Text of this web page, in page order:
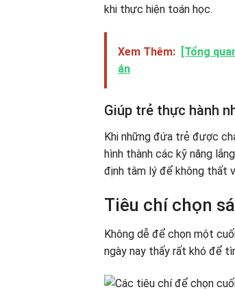
khi thực hiện toán học.
Xem Thêm: [Tổng
án
Giúp trẻ thực hành
Khi những đứa trẻ được
hình thành các kỹ năng
định tâm lý để không thất
Tiêu chí chọn
Không dễ để chọn một
ngày nay thấy rất khó để